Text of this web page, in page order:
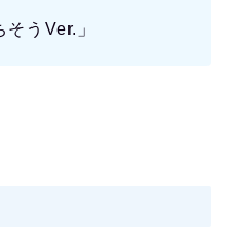
うVer.」